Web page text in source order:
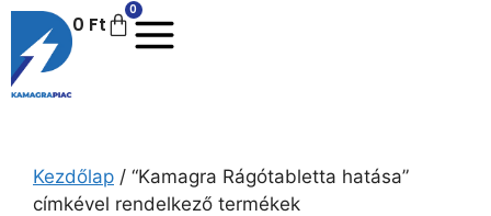
0 Ft
0
Kezdőlap / “Kamagra Rágótabletta hatása”
címkével rendelkező termékek